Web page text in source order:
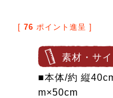
[ 76 ポイント進呈 ]
素材・サ
■本体/約 縦
m×50cm